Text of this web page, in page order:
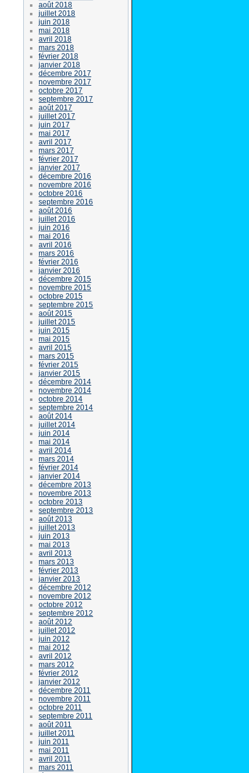
août 2018
juillet 2018
juin 2018
mai 2018
avril 2018
mars 2018
février 2018
janvier 2018
décembre 2017
novembre 2017
octobre 2017
septembre 2017
août 2017
juillet 2017
juin 2017
mai 2017
avril 2017
mars 2017
février 2017
janvier 2017
décembre 2016
novembre 2016
octobre 2016
septembre 2016
août 2016
juillet 2016
juin 2016
mai 2016
avril 2016
mars 2016
février 2016
janvier 2016
décembre 2015
novembre 2015
octobre 2015
septembre 2015
août 2015
juillet 2015
juin 2015
mai 2015
avril 2015
mars 2015
février 2015
janvier 2015
décembre 2014
novembre 2014
octobre 2014
septembre 2014
août 2014
juillet 2014
juin 2014
mai 2014
avril 2014
mars 2014
février 2014
janvier 2014
décembre 2013
novembre 2013
octobre 2013
septembre 2013
août 2013
juillet 2013
juin 2013
mai 2013
avril 2013
mars 2013
février 2013
janvier 2013
décembre 2012
novembre 2012
octobre 2012
septembre 2012
août 2012
juillet 2012
juin 2012
mai 2012
avril 2012
mars 2012
février 2012
janvier 2012
décembre 2011
novembre 2011
octobre 2011
septembre 2011
août 2011
juillet 2011
juin 2011
mai 2011
avril 2011
mars 2011